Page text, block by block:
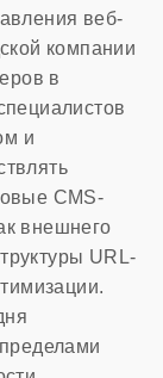
веб-
компании
в
и
CMS-
внешнего
URL-